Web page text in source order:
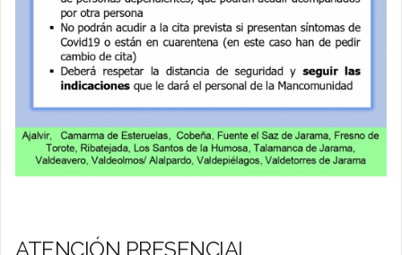
ATENCIÓN PRESENCIAL